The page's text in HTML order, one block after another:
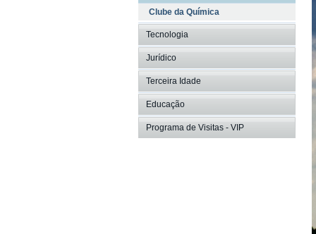
Clube da Química
Tecnologia
Jurídico
Terceira Idade
Educação
Programa de Visitas - VIP